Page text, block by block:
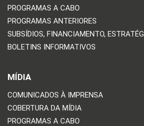
PROGRAMAS A CABO
PROGRAMAS ANTERIORES
SUBSÍDIOS, FINANCIAMENTO,
BOLETINS INFORMATIVOS
MÍDIA
COMUNICADOS À IMPRENSA
COBERTURA DA MÍDIA
PROGRAMAS A CABO